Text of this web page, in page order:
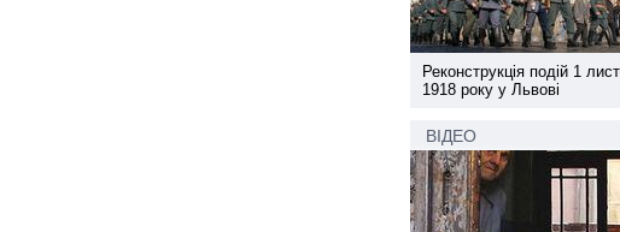
Реконструкція подій 1
1918 року у Львові
ВІДЕО